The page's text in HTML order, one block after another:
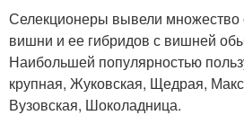
Селекционеры вывели множество
вишни и ее гибридов с вишней
Наибольшей популярностью
крупная, Жуковская, Щедрая,
Вузовская, Шоколадница.